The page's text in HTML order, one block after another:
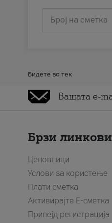
Број на сметка
Бидете во тек
Брзи линкови
Ценовници
Услови за користење
Плати сметка
Активирајте Е-сметка
Припејд регистрација